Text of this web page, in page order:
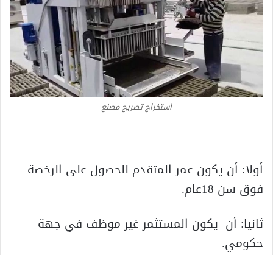
استخراج تصريح مصنع
أولا: أن يكون عمر المتقدم للحصول على الرخصة
فوق سن 18عام.
ثانيا: أن يكون المستثمر غير موظف في جهة
حكومي.